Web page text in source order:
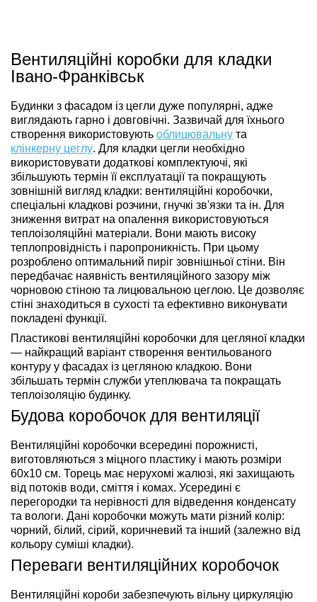
Вентиляційні коробки для кладки
Івано-Франківськ
Будинки з фасадом із цегли дуже популярні, адже
виглядають гарно і довговічні. Зазвичай для їхнього
створення використовують облицювальну та
клінкерну цеглу. Для кладки цегли необхідно
використовувати додаткові комплектуючі, які
збільшують термін її експлуатації та покращують
зовнішній вигляд кладки: вентиляційні коробочки,
спеціальні кладкові розчини, гнучкі зв'язки та ін. Для
зниження витрат на опалення використовуються
теплоізоляційні матеріали. Вони мають високу
теплопровідність і паропроникність. При цьому
розроблено оптимальний пиріг зовнішньої стіни. Він
передбачає наявність вентиляційного зазору між
чорновою стіною та лицювальною цеглою. Це дозволяє
стіні знаходиться в сухості та ефективно виконувати
покладені функції.
Пластикові вентиляційні коробочки для цегляної кладки
— найкращий варіант створення вентильованого
контуру у фасадах із цегляною кладкою. Вони
збільшать термін служби утеплювача та покращать
теплоізоляцію будинку.
Будова коробочок для вентиляції
Вентиляційні коробочки всередині порожнисті,
виготовляються з міцного пластику і мають розміри
60х10 см. Торець має нерухомі жалюзі, які захищають
від потоків води, сміття і комах. Усередині є
перегородки та нерівності для відведення конденсату
та вологи. Дані коробочки можуть мати різний колір:
чорний, білий, сірий, коричневий та інший (залежно від
кольору суміші кладки).
Переваги вентиляційних коробочок
Вентиляційні короби забезпечують вільну циркуляцію